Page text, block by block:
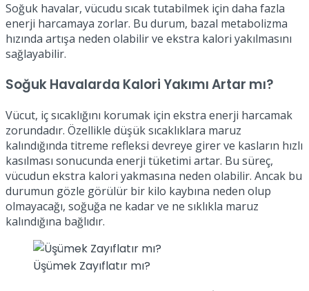
Soğuk havalar, vücudu sıcak tutabilmek için daha fazla
enerji harcamaya zorlar. Bu durum, bazal metabolizma
hızında artışa neden olabilir ve ekstra kalori yakılmasını
sağlayabilir.
Soğuk Havalarda Kalori Yakımı Artar mı?
Vücut, iç sıcaklığını korumak için ekstra enerji harcamak
zorundadır. Özellikle düşük sıcaklıklara maruz
kalındığında titreme refleksi devreye girer ve kasların hızlı
kasılması sonucunda enerji tüketimi artar. Bu süreç,
vücudun ekstra kalori yakmasına neden olabilir. Ancak bu
durumun gözle görülür bir kilo kaybına neden olup
olmayacağı, soğuğa ne kadar ve ne sıklıkla maruz
kalındığına bağlıdır.
Üşümek Zayıflatır mı?